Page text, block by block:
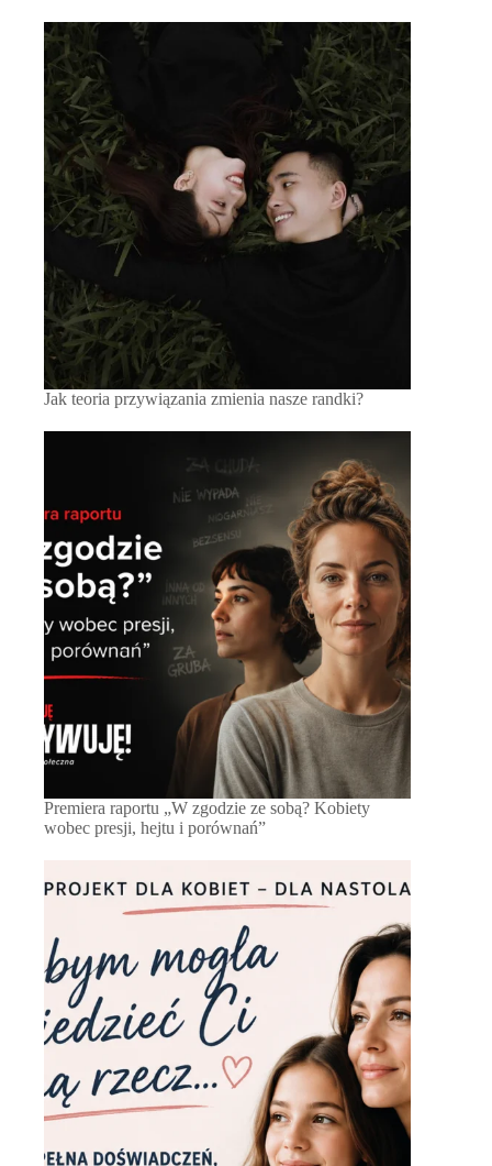
Jak teoria przywiązania zmienia nasze randki?
Premiera raportu „W zgodzie ze sobą? Kobiety
wobec presji, hejtu i porównań”